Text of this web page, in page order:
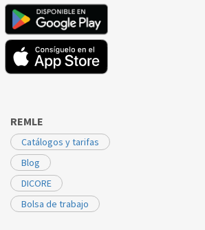
REMLE
Catálogos y tarifas
Blog
DICORE
Bolsa de trabajo